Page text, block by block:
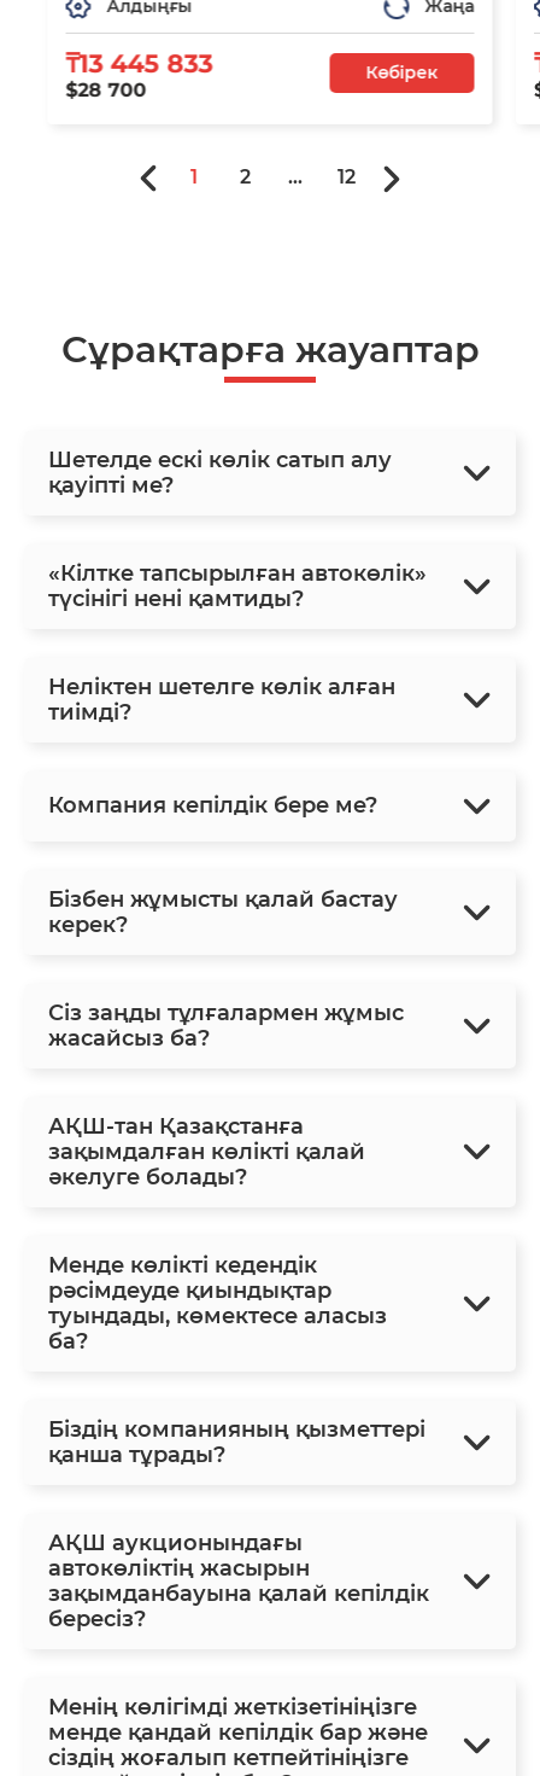
Алдыңғы Жаңа
₸13 445 833
$28 700
Көбірек
1 2 ... 12
Сұрақтарға жауаптар
Шетелде ескі көлік сатып алу
қауіпті ме?
«Кілтке тапсырылған автокөлік»
түсінігі нені қамтиды?
Неліктен шетелге көлік алған
тиімді?
Компания кепілдік бере ме?
Бізбен жұмысты қалай бастау
керек?
Сіз заңды тұлғалармен жұмыс
жасайсыз ба?
АҚШ-тан Қазақстанға
зақымдалған көлікті қалай
әкелуге болады?
Менде көлікті кедендік
рәсімдеуде қиындықтар
туындады, көмектесе аласыз
ба?
Біздің компанияның қызметтері
қанша тұрады?
АҚШ аукционындағы
автокөліктің жасырын
зақымданбауына қалай кепілдік
бересіз?
Менің көлігімді жеткізетініңізге
менде қандай кепілдік бар және
сіздің жоғалып кетпейтініңізге